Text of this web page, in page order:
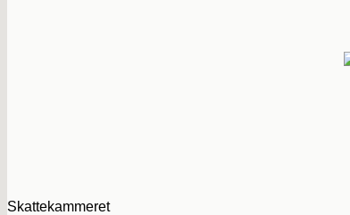
Skattekammeret